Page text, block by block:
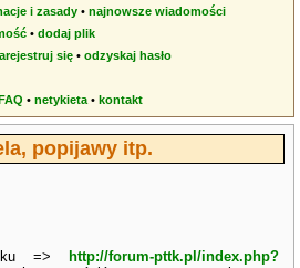
i zasady •najnowsze wiadomości
•dodaj plik
się •odzyskaj hasło
•netykieta •kontakt
popijawy itp.
=>
http://forum-pttk.pl/index.php?